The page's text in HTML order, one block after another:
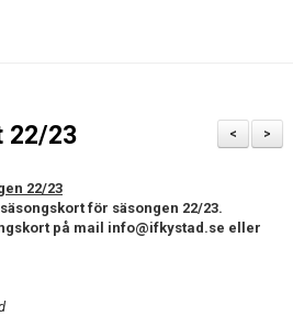
>
<
22/23
22/23
för säsongen 22/23.
på mail info@ifkystad.se eller